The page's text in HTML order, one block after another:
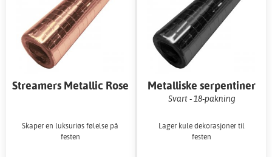
Streamers Metallic Rose
Skaper en luksuriøs følelse på
festen
Metalliske serpentiner
Svart - 18-pakning
Lager kule dekorasjoner til
festen